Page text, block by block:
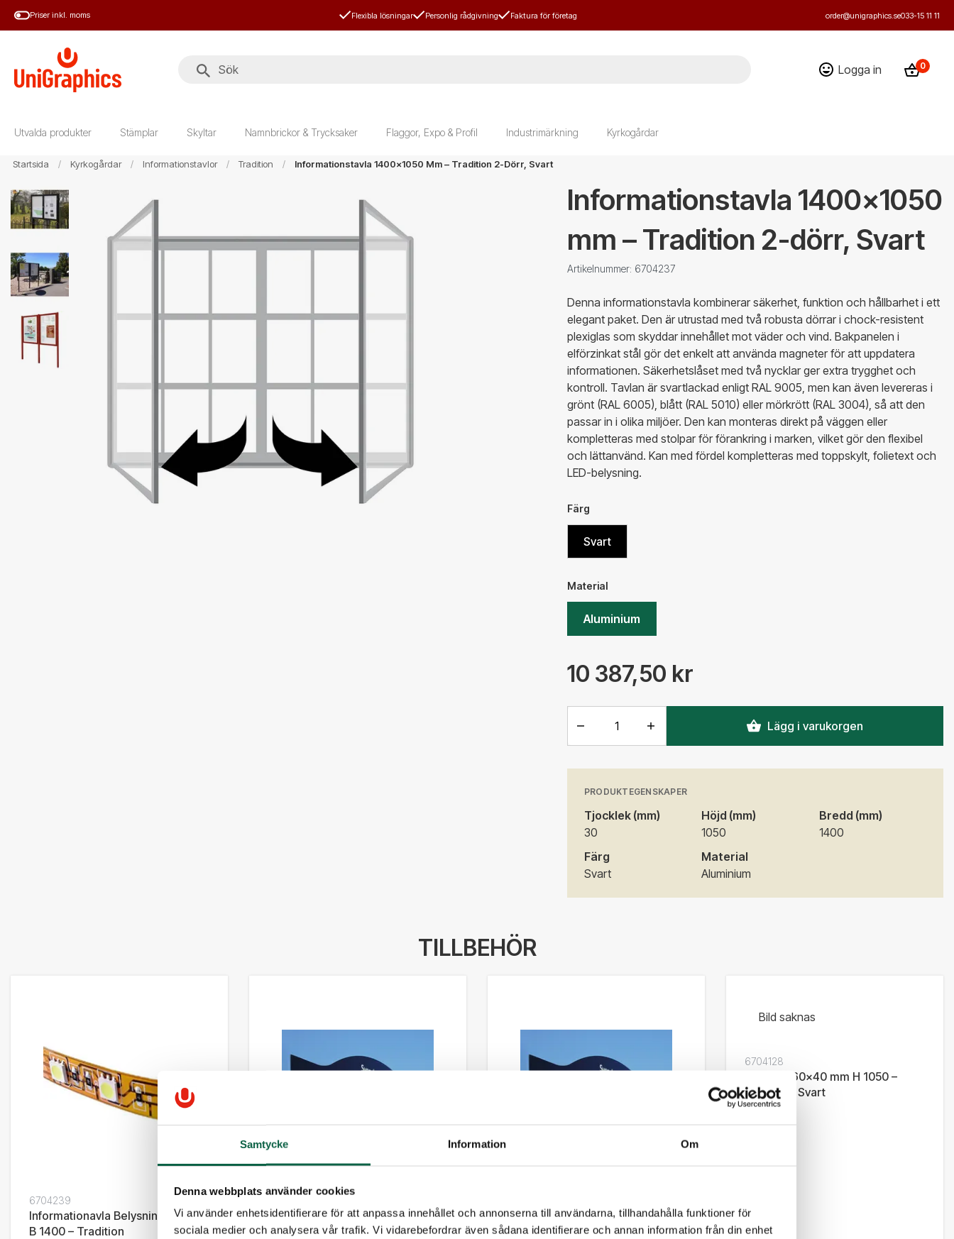
Samtycke Information Om
Denna webbplats använder cookies
Vi använder enhetsidentifierare för att anpassa innehållet och annonserna till användarna, tillhandahålla funktioner för
sociala medier och analysera vår trafik. Vi vidarebefordrar även sådana identifierare och annan information från din enhet
HoppaPriser inkl. moms Flexibla lösningar Personlig rådgivning Faktura för företag order@unigraphics.se033-15 11 11
Logga in 0
Utvalda produkter Stämplar Skyltar Namnbrickor & Trycksaker Flaggor, Expo & Profil Industrimärkning Kyrkogårdar
Startsida Kyrkogårdar Informationstavlor Tradition Informationstavla 1400x1050 Mm – Tradition 2-Dörr, Svart
Informationstavla 1400x1050
mm – Tradition 2-dörr, Svart
Artikelnummer: 6704237
Denna informationstavla kombinerar säkerhet, funktion och hållbarhet i ett
elegant paket. Den är utrustad med två robusta dörrar i chock-resistent
plexiglas som skyddar innehållet mot väder och vind. Bakpanelen i
elförzinkat stål gör det enkelt att använda magneter för att uppdatera
informationen. Säkerhetslåset med två nycklar ger extra trygghet och
kontroll. Tavlan är svartlackad enligt RAL 9005, men kan även levereras i
grönt (RAL 6005), blått (RAL 5010) eller mörkrött (RAL 3004), så att den
passar in i olika miljöer. Den kan monteras direkt på väggen eller
kompletteras med stolpar för förankring i marken, vilket gör den flexibel
och lättanvänd. Kan med fördel kompletteras med toppskylt, folietext och
LED-belysning.
Färg
Svart
Material
Aluminium
10 387,50 kr
Lägg i varukorgen
PRODUKTEGENSKAPER
Tjocklek (mm)
30
Höjd (mm)
1050
Bredd (mm)
1400
Färg
Svart
Material
Aluminium
TILLBEHÖR
6704239
Informationavla Belysningspaket
B 1400 – Tradition
Folietext 1400 mm – Tradition
Toppskylt
Toppskylt Dome – Tradition B
1400
Bild saknas
6704128
Stolpset 60x40 mm H 1050 –
Tradition, Svart